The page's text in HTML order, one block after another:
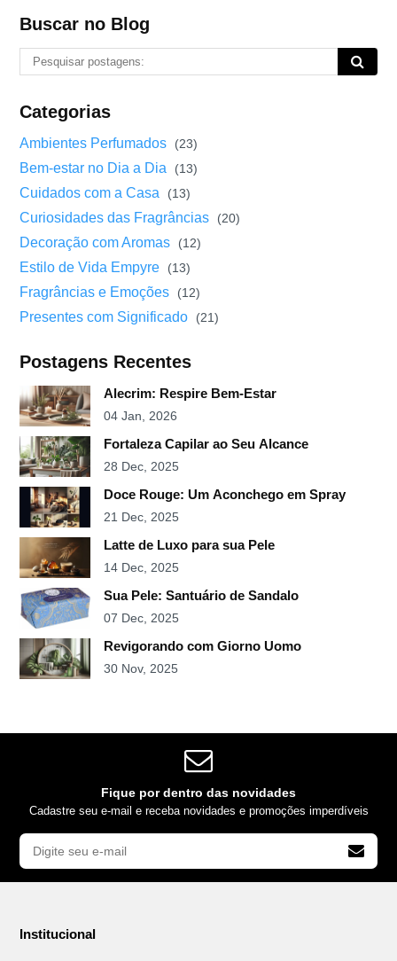
Buscar no Blog
Categorias
Ambientes Perfumados (23)
Bem-estar no Dia a Dia (13)
Cuidados com a Casa (13)
Curiosidades das Fragrâncias (20)
Decoração com Aromas (12)
Estilo de Vida Empyre (13)
Fragrâncias e Emoções (12)
Presentes com Significado (21)
Postagens Recentes
Alecrim: Respire Bem-Estar
04 Jan, 2026
Fortaleza Capilar ao Seu Alcance
28 Dec, 2025
Doce Rouge: Um Aconchego em Spray
21 Dec, 2025
Latte de Luxo para sua Pele
14 Dec, 2025
Sua Pele: Santuário de Sandalo
07 Dec, 2025
Revigorando com Giorno Uomo
30 Nov, 2025
Fique por dentro das novidades
Cadastre seu e-mail e receba novidades e promoções imperdíveis
Institucional